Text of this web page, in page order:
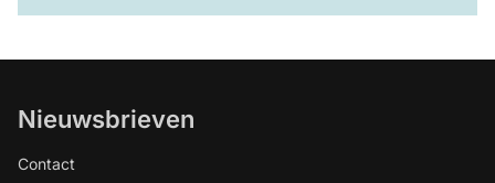
Nieuwsbrieven
Contact